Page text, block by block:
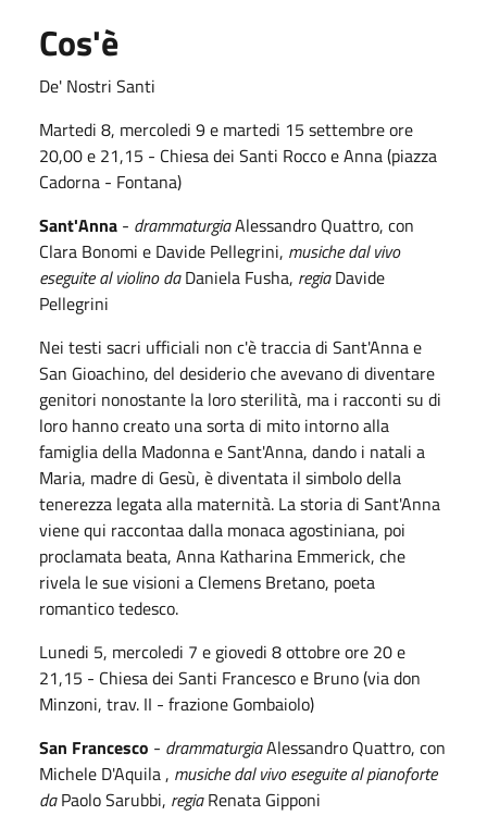
Cos'è
De' Nostri Santi
Martedi 8, mercoledi 9 e martedi 15 settembre ore
20,00 e 21,15 - Chiesa dei Santi Rocco e Anna (piazza
Cadorna - Fontana)
Sant'Anna - drammaturgiaAlessandro Quattro, con
Clara Bonomi e Davide Pellegrini, musiche dal vivo
eseguite al violino daDaniela Fusha, regiaDavide
Pellegrini
Nei testi sacri ufficiali non c'è traccia di Sant'Anna e
San Gioachino, del desiderio che avevano di diventare
genitori nonostante la loro sterilità, ma i racconti su di
loro hanno creato una sorta di mito intorno alla
famiglia della Madonna e Sant'Anna, dando i natali a
Maria, madre di Gesù, è diventata il simbolo della
tenerezza legata alla maternità. La storia di Sant'Anna
viene qui raccontaa dalla monaca agostiniana, poi
proclamata beata, Anna Katharina Emmerick, che
rivela le sue visioni a Clemens Bretano, poeta
romantico tedesco.
Lunedi 5, mercoledi 7 e giovedi 8 ottobre ore 20 e
21,15 - Chiesa dei Santi Francesco e Bruno (via don
Minzoni, trav. II - frazione Gombaiolo)
San Francesco - drammaturgiaAlessandro Quattro, con
Michele D'Aquila , musiche dal vivo eseguite al pianoforte
daPaolo Sarubbi, regiaRenata Gipponi